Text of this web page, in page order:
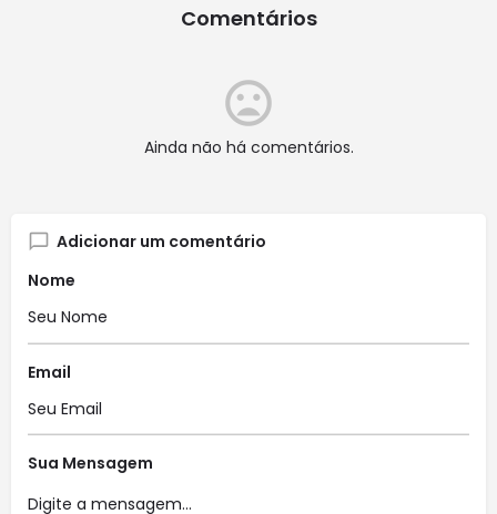
Comentários
Ainda não há comentários.
Adicionar um comentário
Nome
Email
Sua Mensagem